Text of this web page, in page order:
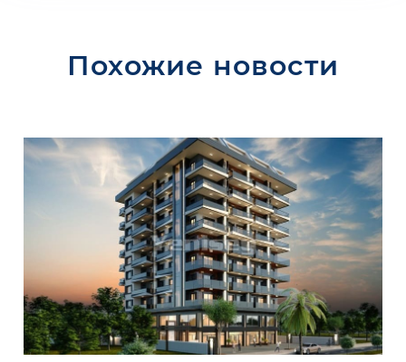
Похожие новости